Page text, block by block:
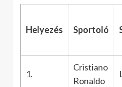
Helyezés Sportoló
1.
Cristiano
Ronaldo